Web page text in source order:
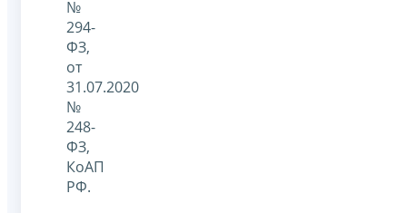
№
294-
ФЗ,
от
31.07.2020
№
248-
ФЗ,
КоАП
РФ.